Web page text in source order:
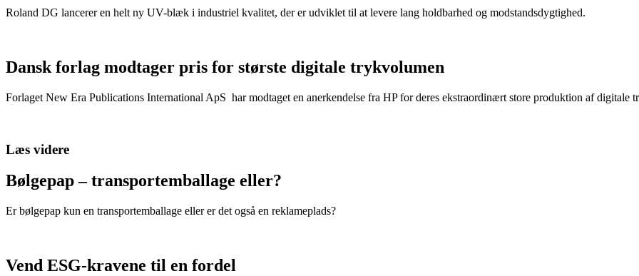
Roland DG lancerer en helt ny UV-blæk i industriel kvalitet, der er udviklet til at levere lang holdbarhed og modstandsdygtighed.
Dansk forlag modtager pris for største digitale trykvolumen
Forlaget New Era Publications International ApS har modtaget en anerkendelse fra HP for deres ekstraordinært store produktion af digitale
Læs videre
Bølgepap – transportemballage eller?
Er bølgepap kun en transportemballage eller er det også en reklameplads?
Vend ESG-kravene til en fordel